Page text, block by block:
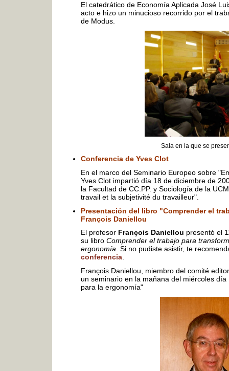
El catedrático de Economía Aplicada José
acto e hizo un minucioso recorrido por el
de Modus.
Sala en la que se
Conferencia de Yves Clot
En el marco del Seminario Europeo sobre
Yves Clot impartió día 18 de diciembre de
la Facultad de CC.PP. y Sociología de la
travail et la subjetivité du travailleur".
Presentación del libro "Comprender el
François Daniellou
El profesor François Daniellou presentó el
su libro Comprender el trabajo para
ergonomía. Si no pudiste asistir, te
conferencia.
François Daniellou, miembro del comité
un seminario en la mañana del miércoles
para la ergonomía"